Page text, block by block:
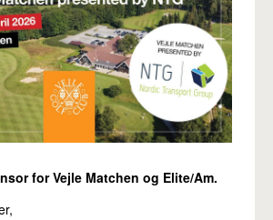
for Vejle Matchen og Elite/Am.